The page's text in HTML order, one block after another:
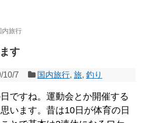
内旅行
す
10/7 国内旅行,旅,釣り
ですね。運動会とか開催する
います。昔は10日が体育の日